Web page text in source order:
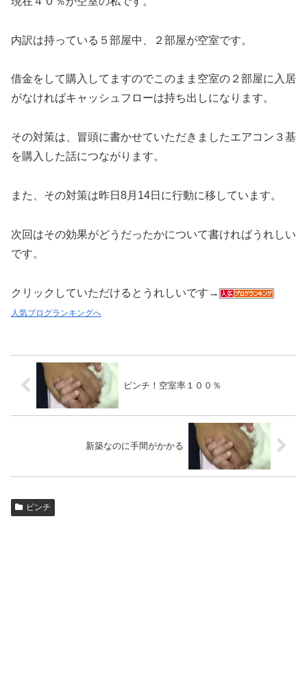
内訳は持っている５部屋中、２部屋が空室です。
借金をして購入してますのでこのまま空室の２部屋に入居
がなければキャッシュフローは持ち出しになります。
その対策は、冒頭に書かせていただきましたエアコン３基
を購入した話につながります。
また、その対策は昨日8月14日に行動に移しています。
次回はその効果がどうだったかについて書ければうれしい
です。
クリックしていただけるとうれしいです→
人気ブログランキングへ
ピンチ！空室率１００％
新築なのに手間がかかる
ピンチ